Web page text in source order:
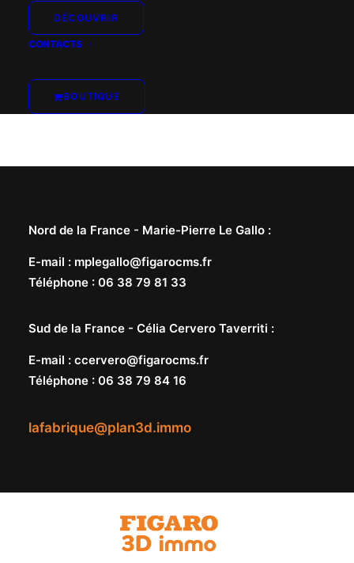
DÉCOUVRIR
CONTACTS
BOUTIQUE
lafabrique@plan3d.immo
Nord de la France - Marie-Pierre Le Gallo :
E-mail : mplegallo@figarocms.fr
Téléphone : 06 38 79 81 33
Sud de la France - Célia Cervero Taverriti :
E-mail : ccervero@figarocms.fr
Téléphone : 06 38 79 84 16